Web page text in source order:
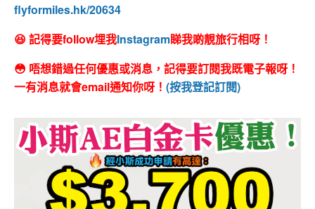
flyformiles.hk/20634
😆 記得要follow埋我Instagram睇我啲靚旅行相呀！
😳 唔想錯過任何優惠或消息，記得要訂閱我既電子報呀！
一有消息就會email通知你呀！ (按我登記訂閱)